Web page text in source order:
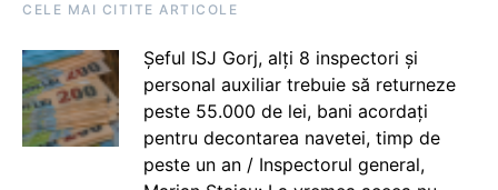
CELE MAI CITITE ARTICOLE
Șeful ISJ Gorj, alți 8 inspectori și
personal auxiliar trebuie să returneze
peste 55.000 de lei, bani acordați
pentru decontarea navetei, timp de
peste un an / Inspectorul general,